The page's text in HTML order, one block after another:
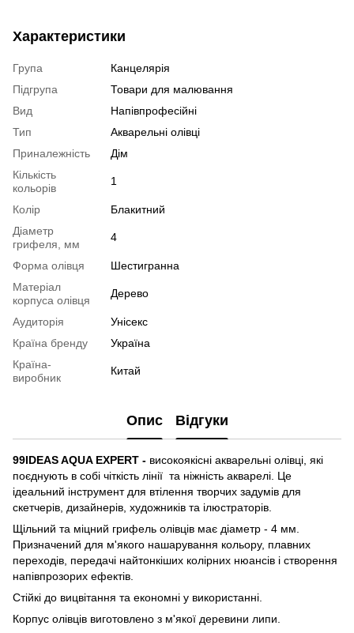
Характеристики
Група
Канцелярія
Підгрупа
Товари для малювання
Вид
Напівпрофесійні
Тип
Акварельні олівці
Приналежність
Дім
Кількість
кольорів
1
Колір
Блакитний
Діаметр
грифеля, мм
4
Форма олівця
Шестигранна
Матеріал
корпуса олівця
Дерево
Аудиторія
Унісекс
Країна бренду
Україна
Країна-
виробник
Китай
Опис Відгуки
99IDEAS AQUA EXPERT - високоякісні акварельні олівці, які
поєднують в собі чіткість лінії та ніжність акварелі. Це
ідеальний інструмент для втілення творчих задумів для
скетчерів, дизайнерів, художників та ілюстраторів.
Щільний та міцний грифель олівців має діаметр - 4 мм.
Призначений для м'якого нашарування кольору, плавних
переходів, передачі найтонкіших колірних нюансів і створення
напівпрозорих ефектів.
Стійкі до вицвітання та економні у використанні.
Корпус олівців виготовлено з м'якої деревини липи.